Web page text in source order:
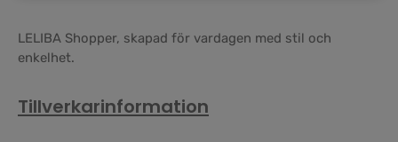
LELIBA Shopper, skapad för vardagen med stil och
enkelhet.
Tillverkarinformation